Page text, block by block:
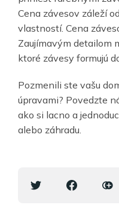
Cena závesov záleží
vlastností. Cena
Zaujímavým detailom
ktoré závesy formujú
Pozmenili ste vašu
úpravami? Povedzte
ako si lacno a
alebo záhradu.